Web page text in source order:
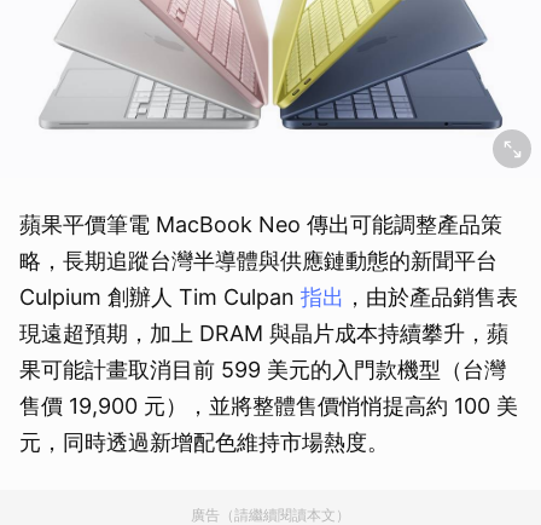
蘋果平價筆電 MacBook Neo 傳出可能調整產品策
略，長期追蹤台灣半導體與供應鏈動態的新聞平台
Culpium 創辦人 Tim Culpan 指出 ，由於產品銷售表
現遠超預期，加上 DRAM 與晶片成本持續攀升，蘋
果可能計畫取消目前 599 美元的入門款機型（台灣
售價 19,900 元），並將整體售價悄悄提高約 100 美
元，同時透過新增配色維持市場熱度。
廣告（請繼續閱讀本文）